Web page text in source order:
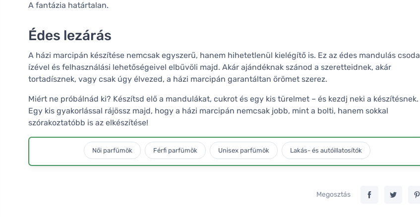
A fantázia határtalan.
Édes lezárás
A házi marcipán készítése nemcsak egyszerű, hanem hihetetlenül kielégítő is. Ez az édes mandulás csoda
ízével és felhasználási lehetőségeivel elbűvöli majd. Akár ajándéknak szánod a szeretteidnek, akár
tortadísznek, vagy csak úgy élvezed, a házi marcipán garantáltan örömet szerez.
Miért ne próbálnád ki? Készítsd elő a mandulákat, cukrot és egy kis türelmet – és kezdj neki a készítésnek.
Egy kis gyakorlással rájössz majd, hogy a házi marcipán nemcsak jobb, mint a bolti, hanem sokkal
szórakoztatóbb is az elkészítése!
Női parfümök Férfi parfümök Unisex parfümök Lakás- és autóillatosítók
Megosztás